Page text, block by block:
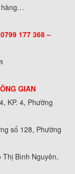
hàng…
0799 177 368 –
GIAN
KP. 4, Phường
số 128, Phường
Bình Nguyên,